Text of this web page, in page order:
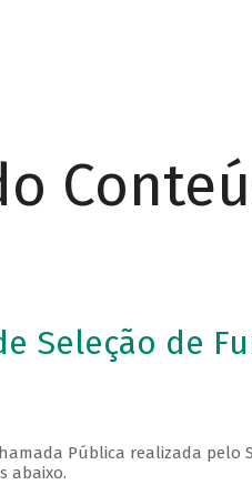
Seleção de
Pública realizada pelo
abaixo.